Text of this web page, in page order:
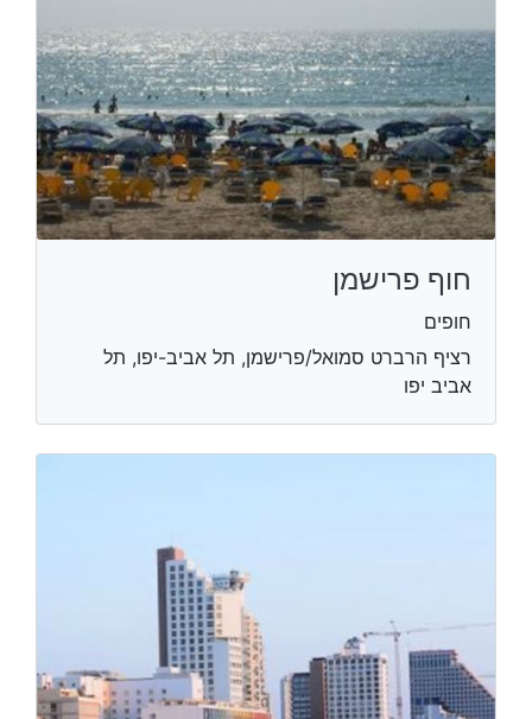
חוף פרישמן
חופים
רציף הרברט סמואל/פרישמן, תל אביב-יפו, תל
אביב יפו